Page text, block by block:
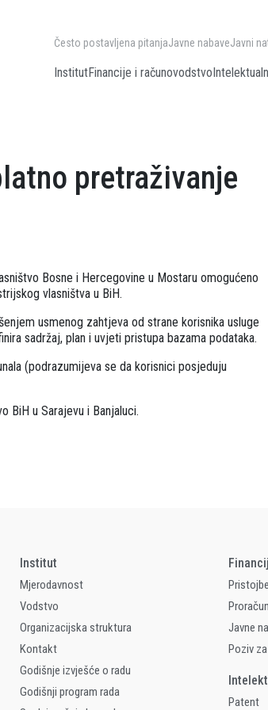
Često postavljena pitanjaJavne nabaveJavni
InstitutFinancije i računovodstvo
pretraživanje
Bosne i Hercegovine u Mostaru omogućeno
vlasništva u BiH.
usmenog zahtjeva od strane korisnika usluge
sadržaj, plan i uvjeti pristupa bazama podataka.
(podrazumijeva se da korisnici posjeduju
BiH u Sarajevu i Banjaluci.
Institut
Mjerodavnost
Vodstvo
Organizacijska struktura
Kontakt
Godišnje izvješće o radu
Godišnji program rada
Proračun
Javne
Poziv
Patent